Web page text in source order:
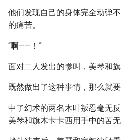
他们发现自己的身体完全动弹
的痛苦。
“啊——！”
面对二人发出的惨叫，美琴和
既然做出了这种事情，那么就要
中了幻术的两名木叶叛忍毫无
美琴和旗木卡卡西用手中的苦无